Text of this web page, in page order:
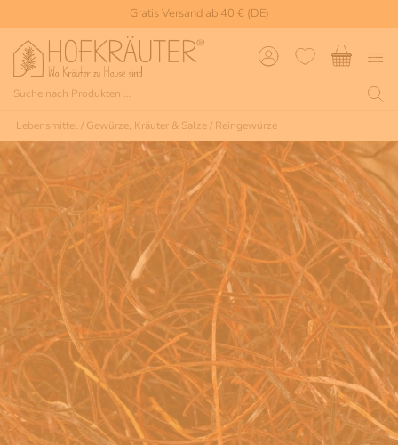
Gratis Versand ab 40 € (DE)
Lebensmittel / Gewürze, Kräuter & Salze/ Reingewürze